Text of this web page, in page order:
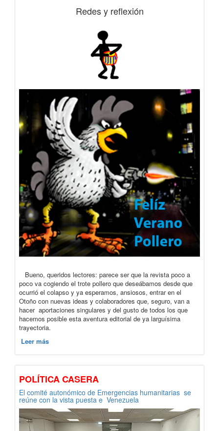
Redes y reflexión
Bueno, queridos lectores: parece ser que la revista poco a
poco va cogiendo el trote pollero que deseábamos desde que
ocurrió el colapso y ya esperamos, ansiosos, entrar en el
Otoño con nuevas ideas y colaboradores que, seguro, van a
hacer aportaciones singulares y del gusto de todos los que
hacemos posible esta aventura editorial de ya larguísima
trayectoria.
Leer más
POLÍTICA CASERA
El comité autonómico de Emergencias humanitarias se
reúne con la vista puesta e Venezuela